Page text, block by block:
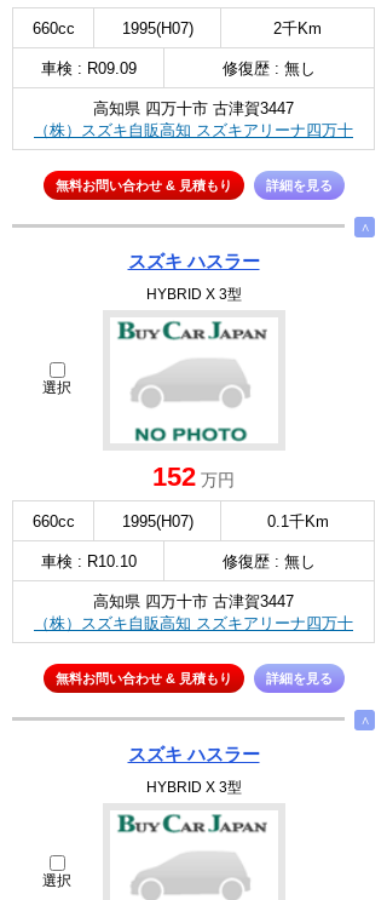
660cc 1995(H07) 2千Km
車検 : R09.09 修復歴 : 無し
高知県 四万十市 古津賀3447
（株）スズキ自販高知 スズキアリーナ四万十
無料お問い合わせ & 見積もり 詳細を見る
∧
スズキ ハスラー
HYBRID X 3型
選択
152 万円
660cc 1995(H07) 0.1千Km
車検 : R10.10 修復歴 : 無し
高知県 四万十市 古津賀3447
（株）スズキ自販高知 スズキアリーナ四万十
無料お問い合わせ & 見積もり 詳細を見る
∧
スズキ ハスラー
HYBRID X 3型
選択